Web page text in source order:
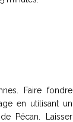
Faire fondre
en utilisant un
Pécan. Laisser